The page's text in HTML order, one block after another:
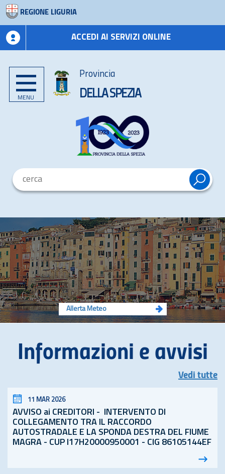
REGIONE LIGURIA
ACCEDI AI SERVIZI ONLINE
MENU
Provincia
DELLA SPEZIA
Allerta Meteo
Informazioni e avvisi
Vedi tutte
11 MAR 2026
AVVISO ai CREDITORI - INTERVENTO DI
COLLEGAMENTO TRA IL RACCORDO
AUTOSTRADALE E LA SPONDA DESTRA DEL FIUME
MAGRA - CUP I17H20000950001 - CIG 86105144EF